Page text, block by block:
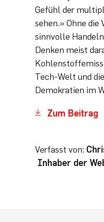
Gefühl der
sehen.» Ohne
sinnvolle
Denken meist
Tech-Welt und
Demokratien im
Zum Beitrag
Verfasst von:
Inhaber der